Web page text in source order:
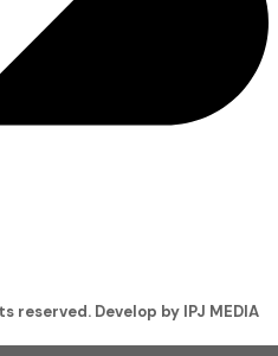
Develop by IPJ MEDIA